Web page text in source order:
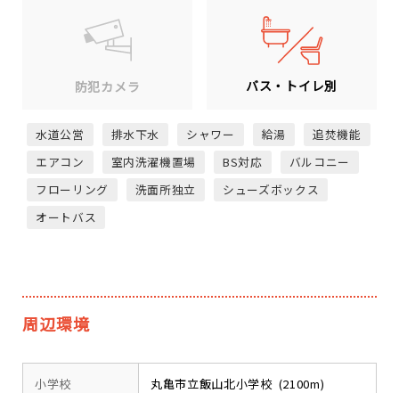
防犯カメラ バス・トイレ別
水道公営 排水下水 シャワー 給湯
追焚機能
エアコン
室内洗濯機置場 BS対応
バルコニー
フローリング
洗面所独立
シューズボックス
オートバス
周辺環境
小学校 丸亀市立飯山北小学校 (2100m)